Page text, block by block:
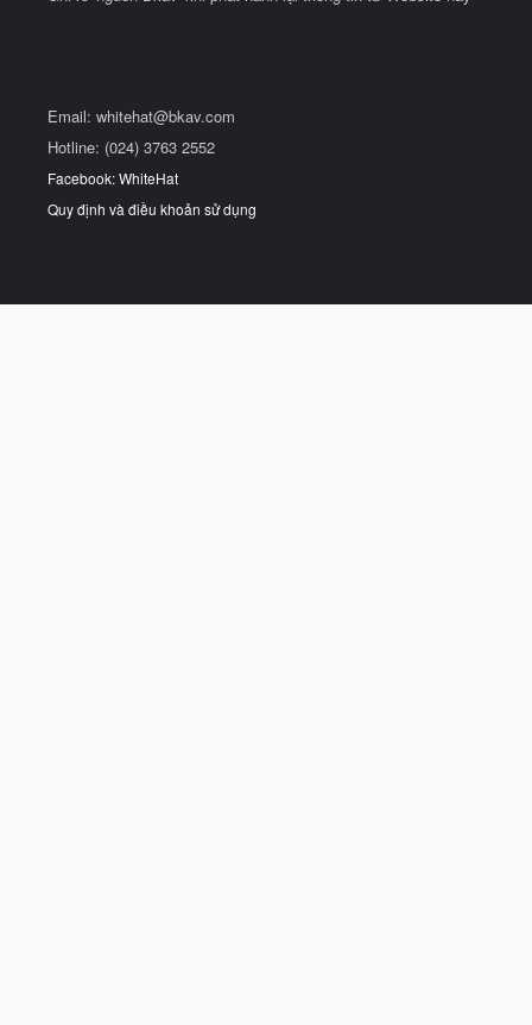
Email: whitehat@bkav.com
Hotline: (024) 3763 2552
Facebook: WhiteHat
Quy định và điều khoản sử dụng